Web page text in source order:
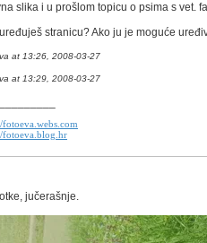
slika i u prošlom topicu o psima s vet.
stranicu? Ako ju je moguće
at 13:26, 2008-03-27
at 13:29, 2008-03-27
fotoeva.webs.com
fotoeva.blog.hr
jučerašnje.